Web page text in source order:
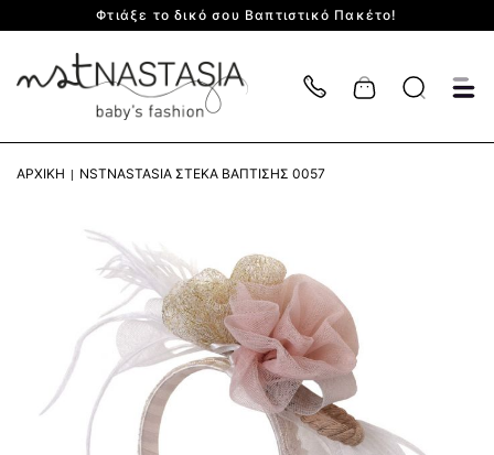
Φτιάξε το δικό σου Βαπτιστικό Πακέτο!
Cart
ΑΡΧΙΚΉ NSTNASTASIA ΣΤΈΚΑ ΒΆΠΤΙΣΗΣ 0057